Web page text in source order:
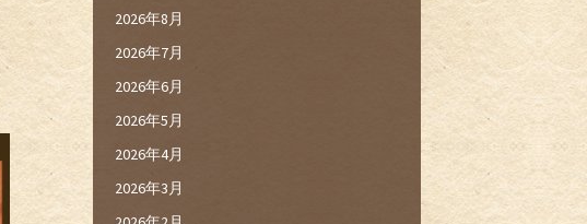
2026年8月
2026年7月
2026年6月
2026年5月
2026年4月
2026年3月